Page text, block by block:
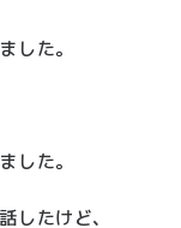
した。
した。
したけど、